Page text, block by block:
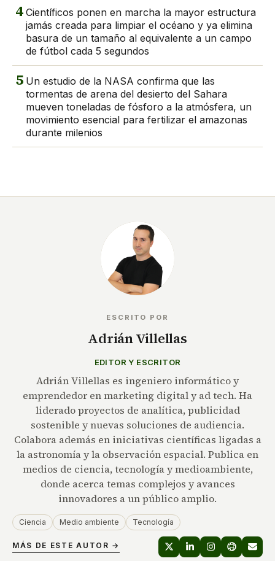
4 Científicos ponen en marcha la mayor estructura
jamás creada para limpiar el océano y ya elimina
basura de un tamaño al equivalente a un campo
de fútbol cada 5 segundos
5 Un estudio de la NASA confirma que las
tormentas de arena del desierto del Sahara
mueven toneladas de fósforo a la atmósfera, un
movimiento esencial para fertilizar el amazonas
durante milenios
ESCRITO POR
Adrián Villellas
EDITOR Y ESCRITOR
Adrián Villellas es ingeniero informático y
emprendedor en marketing digital y ad tech. Ha
liderado proyectos de analítica, publicidad
sostenible y nuevas soluciones de audiencia.
Colabora además en iniciativas científicas ligadas a
la astronomía y la observación espacial. Publica en
medios de ciencia, tecnología y medioambiente,
donde acerca temas complejos y avances
innovadores a un público amplio.
Ciencia Medio ambiente Tecnología
MÁS DE ESTE AUTOR →